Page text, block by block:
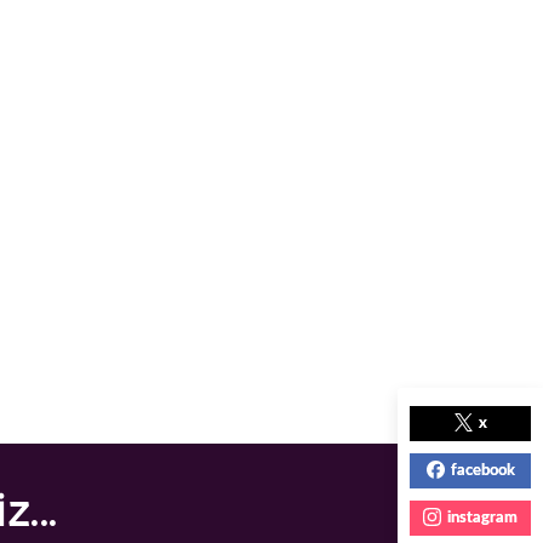
x
facebook
instagram